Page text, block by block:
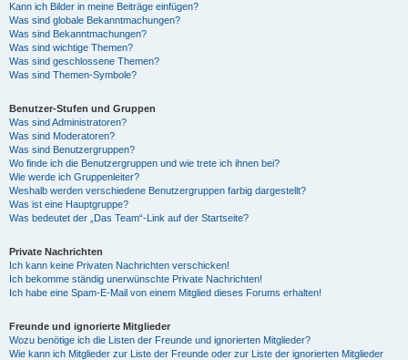
Kann ich Bilder in meine Beiträge einfügen?
Was sind globale Bekanntmachungen?
Was sind Bekanntmachungen?
Was sind wichtige Themen?
Was sind geschlossene Themen?
Was sind Themen-Symbole?
Benutzer-Stufen und Gruppen
Was sind Administratoren?
Was sind Moderatoren?
Was sind Benutzergruppen?
Wo finde ich die Benutzergruppen und wie trete ich ihnen bei?
Wie werde ich Gruppenleiter?
Weshalb werden verschiedene Benutzergruppen farbig dargestellt?
Was ist eine Hauptgruppe?
Was bedeutet der „Das Team“-Link auf der Startseite?
Private Nachrichten
Ich kann keine Privaten Nachrichten verschicken!
Ich bekomme ständig unerwünschte Private Nachrichten!
Ich habe eine Spam-E-Mail von einem Mitglied dieses Forums erhalten!
Freunde und ignorierte Mitglieder
Wozu benötige ich die Listen der Freunde und ignorierten Mitglieder?
Wie kann ich Mitglieder zur Liste der Freunde oder zur Liste der ignorierten Mitglieder